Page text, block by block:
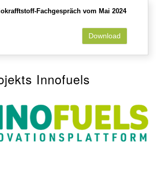
Fachgespräch vom Mai 2024
Download
Innofuels